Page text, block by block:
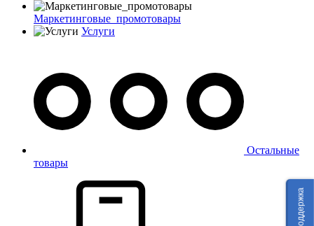
Маркетинговые_промотовары
Услуги
Остальные
товары